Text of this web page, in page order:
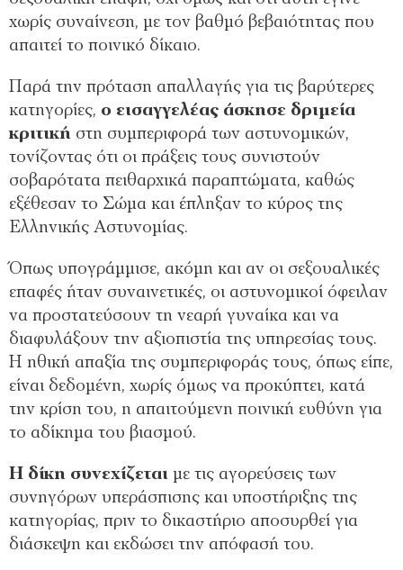
χωρίς συναίνεση, με τον βαθμό βεβαιότητας που
απαιτεί το ποινικό δίκαιο.
Παρά την πρόταση απαλλαγής για τις βαρύτερες
κατηγορίες, ο εισαγγελέας άσκησε δριμεία
κριτική στη συμπεριφορά των αστυνομικών,
τονίζοντας ότι οι πράξεις τους συνιστούν
σοβαρότατα πειθαρχικά παραπτώματα, καθώς
εξέθεσαν το Σώμα και έπληξαν το κύρος της
Ελληνικής Αστυνομίας.
Όπως υπογράμμισε, ακόμη και αν οι σεξουαλικές
επαφές ήταν συναινετικές, οι αστυνομικοί όφειλαν
να προστατεύσουν τη νεαρή γυναίκα και να
διαφυλάξουν την αξιοπιστία της υπηρεσίας τους.
Η ηθική απαξία της συμπεριφοράς τους, όπως είπε,
είναι δεδομένη, χωρίς όμως να προκύπτει, κατά
την κρίση του, η απαιτούμενη ποινική ευθύνη για
το αδίκημα του βιασμού.
Η δίκη συνεχίζεται με τις αγορεύσεις των
συνηγόρων υπεράσπισης και υποστήριξης της
κατηγορίας, πριν το δικαστήριο αποσυρθεί για
διάσκεψη και εκδώσει την απόφασή του.